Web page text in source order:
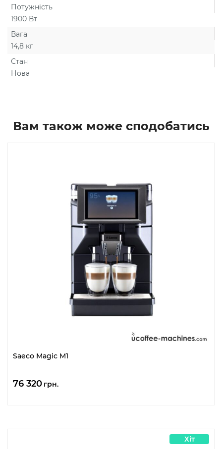
Потужність
1900 Вт
Вага
14,8 кг
Стан
Нова
Вам також може сподобатись
Saeco Magic M1
76 320 грн.
Хіт